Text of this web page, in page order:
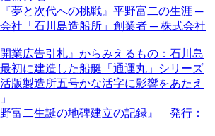
『夢と次代への挑戦』平野富二の生涯 ─
社「石川島造船所」創業者 ─ 株式会社
業広告引札』からみえるもの：石川島
初に建造した船艇「通運丸」シリーズ
版製造所五号かな活字に影響をあたえ
富二生誕の地碑建立の記録』 発行：